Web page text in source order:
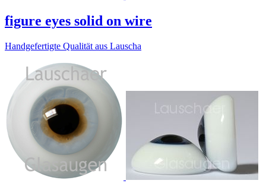
figure eyes solid on wire
Handgefertigte Qualität aus Lauscha